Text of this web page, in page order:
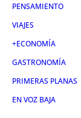
PENSAMIENTO
VIAJES
+ECONOMÍA
GASTRONOMÍA
PRIMERAS PLANAS
EN VOZ BAJA